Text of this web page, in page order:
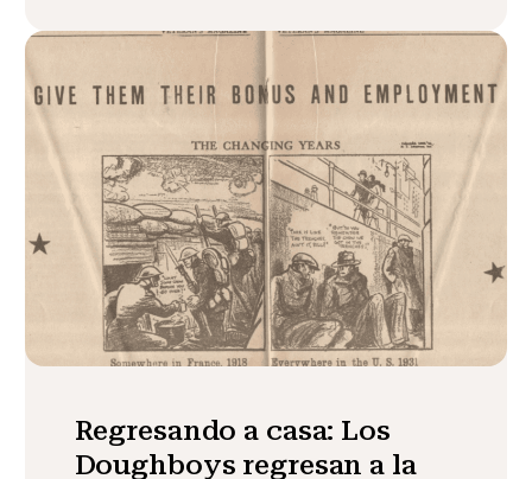
Regresando a casa: Los
Doughboys regresan a la